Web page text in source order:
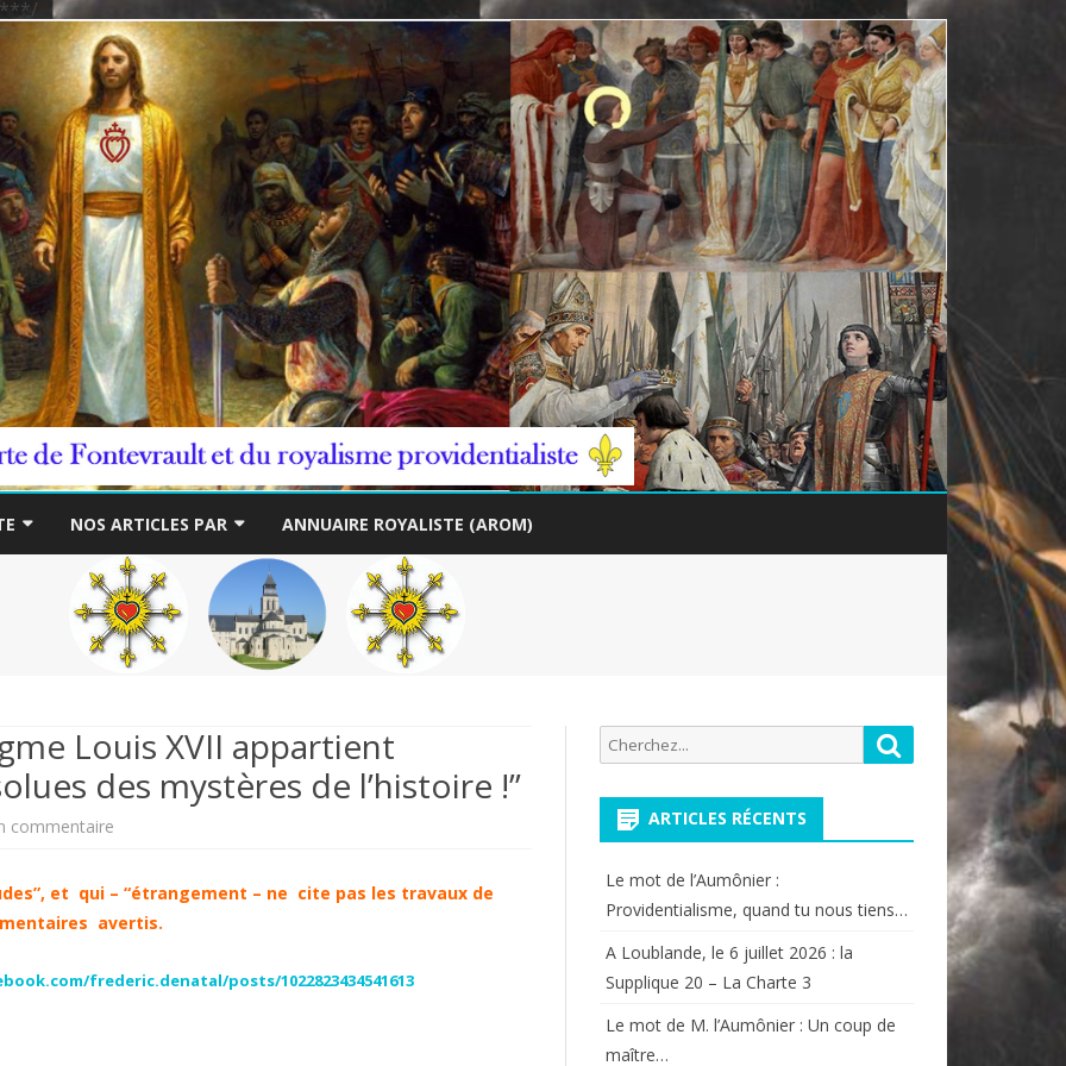
to
NOS ARTICLES PAR
THÉME
AUTEUR
ANNUAIRE ROYALISTE (AROM)
Louis XVII appartient
des mystères de l’histoire !”
commentaire
:
et qui – “étrangement – ne cite pas les travaux de
avertis.
frederic.denatal/posts/1022823434541613
Recherche
pour:
Rechercher
ARTICLES RÉCENTS
Le mot de l’Aumônier :
Providentialisme, quand tu nous tiens…
A Loublande, le 6 juillet 2026 : la
Supplique 20 – La Charte 3
Le mot de M. l’Aumônier : Un coup de
maître…